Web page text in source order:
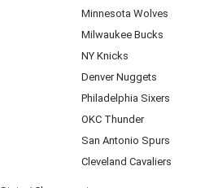
Minnesota Wolves
Milwaukee Bucks
NY Knicks
Denver Nuggets
Philadelphia Sixers
OKC Thunder
San Antonio Spurs
Cleveland Cavaliers